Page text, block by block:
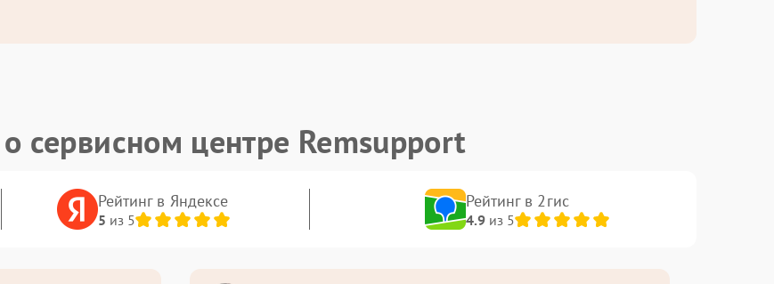
сервисном центре Remsupport
Рейтинг в Яндексе
5 из 5
Рейтинг в 2гис
4.9из 5